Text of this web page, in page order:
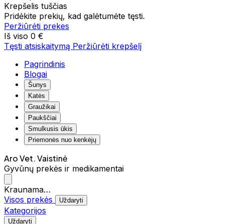
Krepšelis tuščias
Pridėkite prekių, kad galėtumėte tęsti.
Peržiūrėti prekes
Iš viso 0 €
Tęsti atsiskaitymą Peržiūrėti krepšelį
Pagrindinis
Blogai
Šunys
Katės
Graužikai
Paukščiai
Smulkusis ūkis
Priemonės nuo kenkėjų
Aro Vet. Vaistinė
Gyvūnų prekės ir medikamentai
Kraunama…
Visos prekės
Uždaryti
Kategorijos
Uždaryti